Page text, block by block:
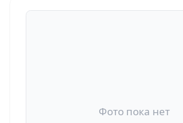
Фото пока нет